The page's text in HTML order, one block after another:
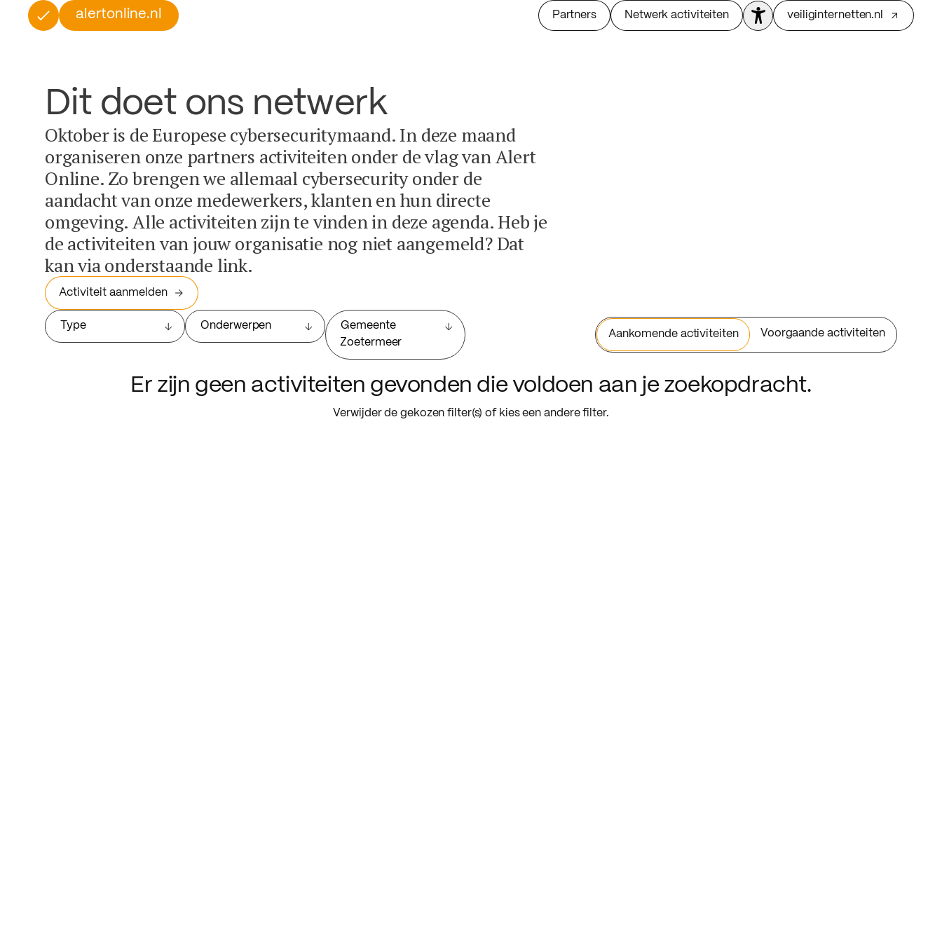
alertonline.nl Partners Netwerk activiteiten veiliginternetten.nl
Dit doet ons netwerk
Oktober is de Europese cybersecuritymaand. In deze maand
organiseren onze partners activiteiten onder de vlag van Alert
Online. Zo brengen we allemaal cybersecurity onder de
aandacht van onze medewerkers, klanten en hun directe
omgeving. Alle activiteiten zijn te vinden in deze agenda. Heb je
de activiteiten van jouw organisatie nog niet aangemeld? Dat
kan via onderstaande link.
Activiteit aanmelden
Type Onderwerpen
Gemeente
Zoetermeer
Aankomende activiteiten Voorgaande activiteiten
Er zijn geen activiteiten gevonden die voldoen aan je zoekopdracht.
Verwijder de gekozen filter(s) of kies een andere filter.